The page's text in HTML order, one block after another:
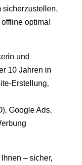
sicherzustellen,
optimal
und
10 Jahren in
Erstellung,
Google Ads,
– sicher,